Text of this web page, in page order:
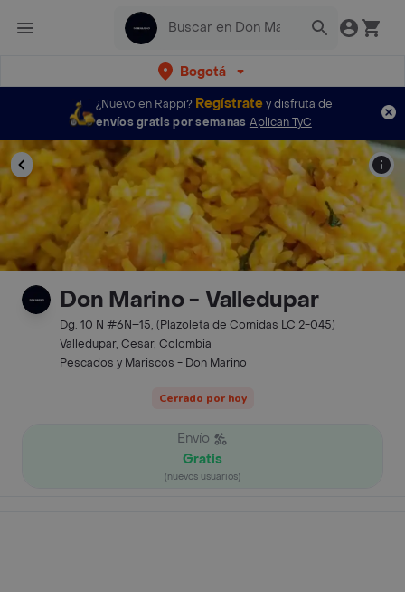
Bogotá
¿Nuevo en Rappi? Regístratey disfruta de
envíos gratis por semanas Aplican TyC
Don Marino - Valledupar
Dg. 10 N #6N–15, (Plazoleta de Comidas LC 2-045)
Valledupar, Cesar, Colombia
Pescados y Mariscos - Don Marino
Cerrado por hoy
Envío
Gratis
(nuevos usuarios)